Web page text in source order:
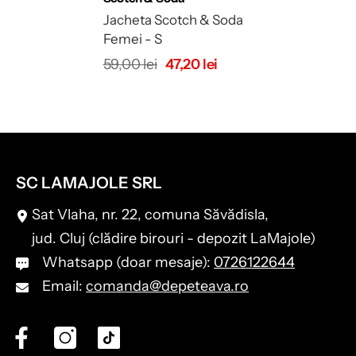
Jacheta Scotch & Soda
Femei - S
59,00 lei 47,20 lei
SC LAMAJOLE SRL
Sat Vlaha, nr. 22, comuna Săvădisla,
jud. Cluj (clădire birouri - depozit LaMajole)
Whatsapp (doar mesaje): 0726122644
Email: comanda@depeteava.ro